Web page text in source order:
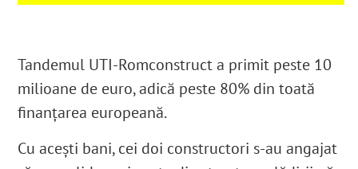
Tandemul UTI-Romconstruct a primit peste 10
milioane de euro, adică peste 80% din toată
finanțarea europeană.
Cu acești bani, cei doi constructori s-au angajat